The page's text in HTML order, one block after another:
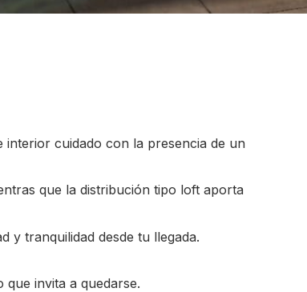
interior cuidado con la presencia de un
que la distribución tipo loft aporta
y tranquilidad desde tu llegada.
invita a quedarse.